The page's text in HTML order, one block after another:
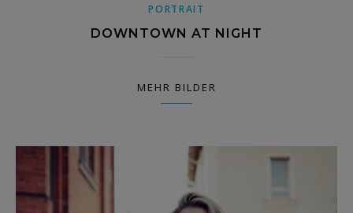
PORTRAIT
DOWNTOWN AT NIGHT
MEHR BILDER